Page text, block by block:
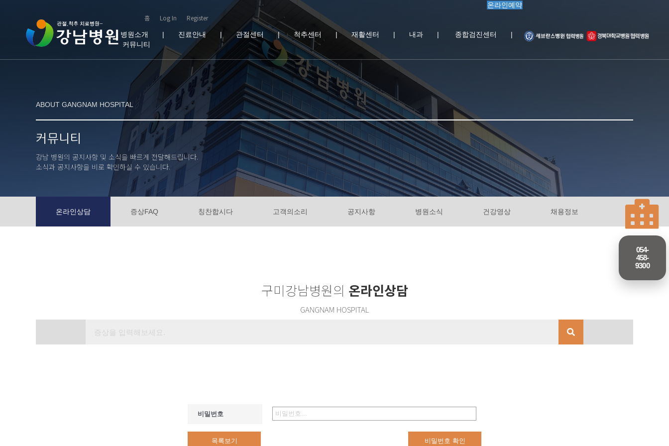
홈 Log In Register
온라인예약
병원소개 | 진료안내 |관절센터| 척추센터 |재활센터 | 내과 | 종합검진센터
|
커뮤니티
ABOUT GANGNAM HOSPITAL
커뮤니티
강남 병원의 공지사항 및 소식을 빠르게 전달해드립니다.
소식과 공지사항을 비로 확인하실 수 있습니다.
온라인상담 증상FAQ 칭찬합시다 고객의소리 공지사항 병원소식 건강영상 채용정보
구미강남병원의 온라인상담
GANGNAM HOSPITAL
비밀번호
목록보기 비밀번호 확인
054-
458-
9300